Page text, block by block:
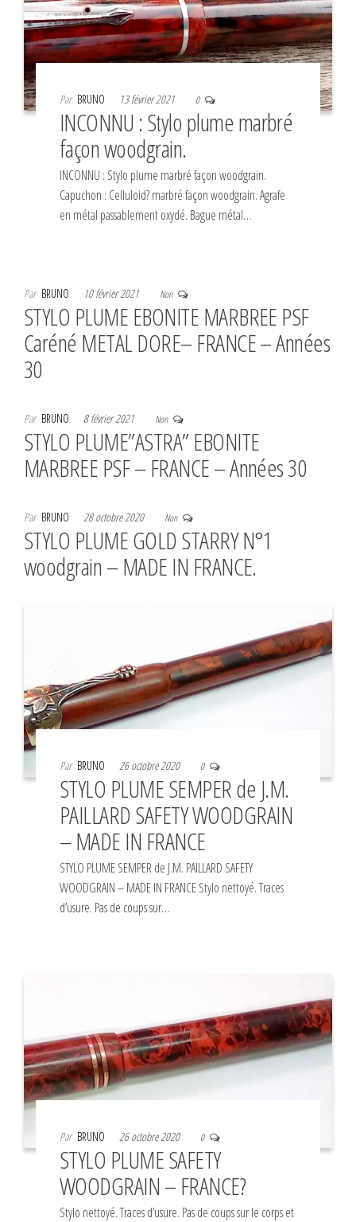
Par BRUNO 13 février 2021 0
INCONNU : Stylo plume marbré
façon woodgrain.
INCONNU : Stylo plume marbré façon woodgrain.
Capuchon : Celluloid? marbré façon woodgrain. Agrafe
en métal passablement oxydé. Bague métal…
Par BRUNO 10 février 2021 Non
STYLO PLUME EBONITE MARBREE PSF
Caréné METAL DORE– FRANCE – Années
30
Par BRUNO 8 février 2021 Non
STYLO PLUME”ASTRA” EBONITE
MARBREE PSF – FRANCE – Années 30
Par BRUNO 28 octobre 2020 Non
STYLO PLUME GOLD STARRY N°1
woodgrain – MADE IN FRANCE.
Par BRUNO 26 octobre 2020 0
STYLO PLUME SEMPER de J.M.
PAILLARD SAFETY WOODGRAIN
– MADE IN FRANCE
STYLO PLUME SEMPER de J.M. PAILLARD SAFETY
WOODGRAIN – MADE IN FRANCE Stylo nettoyé. Traces
d’usure. Pas de coups sur…
Par BRUNO 26 octobre 2020 0
STYLO PLUME SAFETY
WOODGRAIN – FRANCE?
Stylo nettoyé. Traces d’usure. Pas de coups sur le corps et